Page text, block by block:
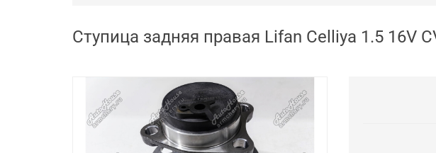
Ступица задняя правая Lifan Celliya 1.5 16V